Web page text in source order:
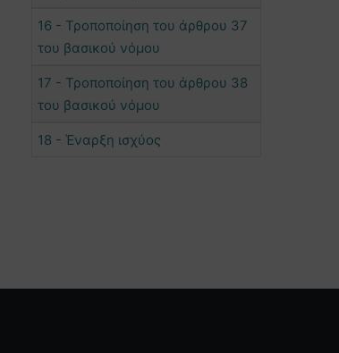
16 - Τροποποίηση του άρθρου 37
του βασικού νόμου
17 - Τροποποίηση του άρθρου 38
του βασικού νόμου
18 - Έναρξη ισχύος